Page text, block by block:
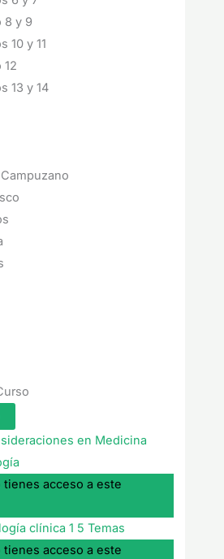
8 y 9
10 y 11
12
13 y 14
en Medicina
acceso a este
clínica 1 5 Temas
acceso a este